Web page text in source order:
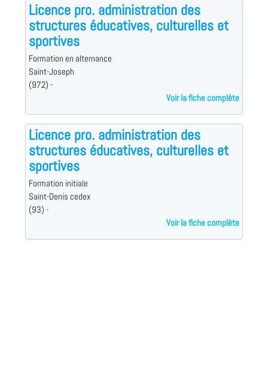
Licence pro. administration des
structures éducatives, culturelles et
sportives
Formation en alternance
Saint-Joseph
(972) -
Voir la fiche complète
Licence pro. administration des
structures éducatives, culturelles et
sportives
Formation initiale
Saint-Denis cedex
(93) -
Voir la fiche complète